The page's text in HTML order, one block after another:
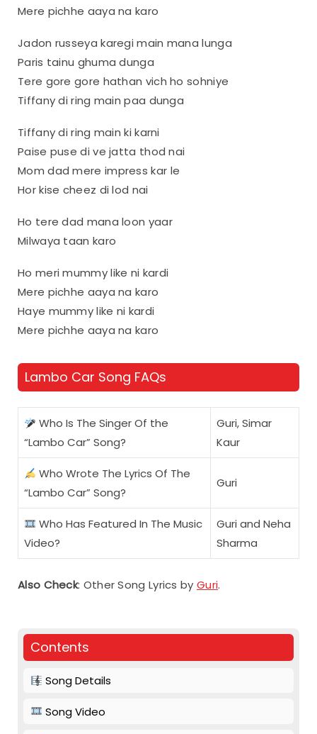
Mere pichhe aaya na karo
Jadon russeya karegi main mana lunga
Paris tainu ghuma dunga
Tere gore gore hathan vich ho sohniye
Tiffany di ring main paa dunga
Tiffany di ring main ki karni
Paise puse di ve jatta thod nai
Mom dad mere impress kar le
Hor kise cheez di lod nai
Ho tere dad mana loon yaar
Milwaya taan karo
Ho meri mummy like ni kardi
Mere pichhe aaya na karo
Haye mummy like ni kardi
Mere pichhe aaya na karo
Lambo Car Song FAQs
Who Is The Singer Of the
“Lambo Car” Song?
Guri, Simar
Kaur
Who Wrote The Lyrics Of The
“Lambo Car” Song?
Guri
Who Has Featured In The Music
Video?
Guri and Neha
Sharma
Also Check: Other Song Lyrics by Guri.
Contents
Song Details
Song Video